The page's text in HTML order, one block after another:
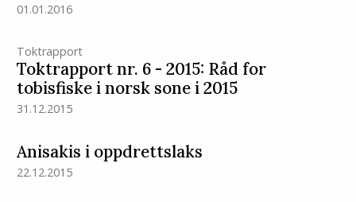
01.01.2016
Toktrapport
Toktrapport nr. 6 - 2015: Råd for
tobisfiske i norsk sone i 2015
31.12.2015
Anisakis i oppdrettslaks
22.12.2015